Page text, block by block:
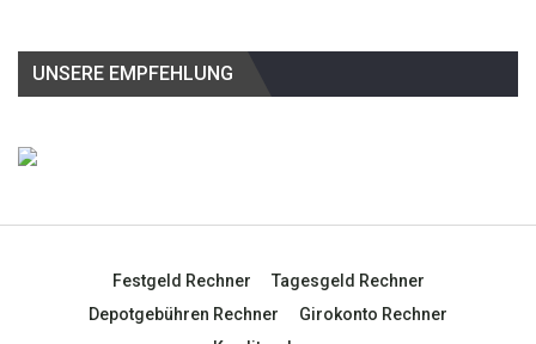
UNSERE EMPFEHLUNG
Festgeld Rechner
Tagesgeld Rechner
Depotgebühren Rechner
Girokonto Rechner